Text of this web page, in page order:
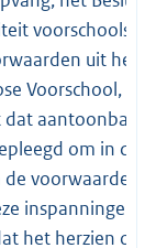
voorschoolse
uit het
Voorschool,
aantoonbare
om in de
de voorwaarden
inspanningen
het herzien of